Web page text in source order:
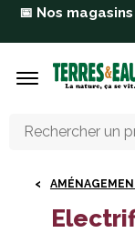
Aller au contenu principal
📅 Nos